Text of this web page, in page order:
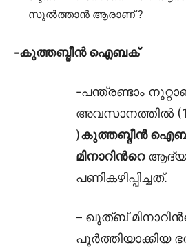
സുൽത്താൻ ആരാണ് ?
-കുത്തബ്ദീൻ ഐബക്
-പന്ത്രണ്ടാം
അവസാനത്തിൽ
)കുത്തബ്ദീൻ
മിനാറിൻറെആദ്യ
പണികഴിപ്പിച്ചത്.
– ഖുത്ബ് മിനാ
പൂർത്തിയാക്കിയ